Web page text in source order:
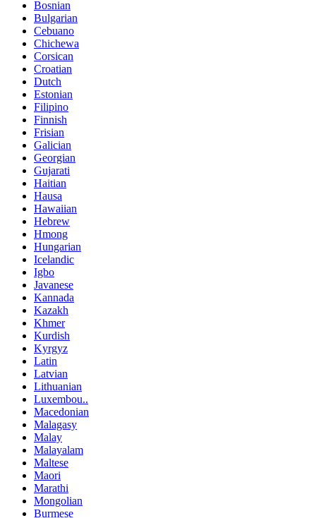
Bosnian
Bulgarian
Cebuano
Chichewa
Corsican
Croatian
Dutch
Estonian
Filipino
Finnish
Frisian
Galician
Georgian
Gujarati
Haitian
Hausa
Hawaiian
Hebrew
Hmong
Hungarian
Icelandic
Igbo
Javanese
Kannada
Kazakh
Khmer
Kurdish
Kyrgyz
Latin
Latvian
Lithuanian
Luxembou..
Macedonian
Malagasy
Malay
Malayalam
Maltese
Maori
Marathi
Mongolian
Burmese